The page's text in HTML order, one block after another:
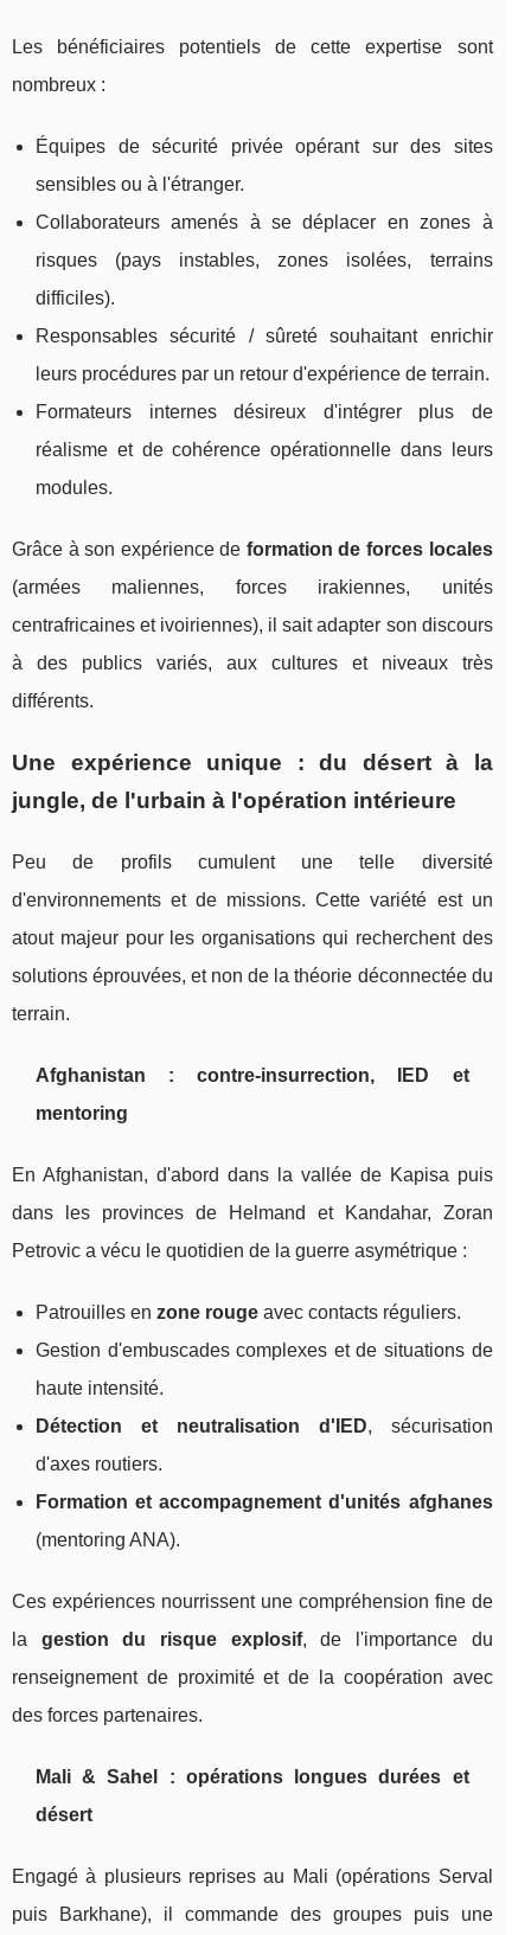
Les bénéficiaires potentiels de cette expertise sont
nombreux :
Équipes de sécurité privée opérant sur des sites
sensibles ou à l'étranger.
Collaborateurs amenés à se déplacer en zones à
risques (pays instables, zones isolées, terrains
difficiles).
Responsables sécurité / sûreté souhaitant enrichir
leurs procédures par un retour d'expérience de terrain.
Formateurs internes désireux d'intégrer plus de
réalisme et de cohérence opérationnelle dans leurs
modules.
Grâce à son expérience de formation de forces locales
(armées maliennes, forces irakiennes, unités
centrafricaines et ivoiriennes), il sait adapter son discours
à des publics variés, aux cultures et niveaux très
différents.
Une expérience unique : du désert à la
jungle, de l'urbain à l'opération intérieure
Peu de profils cumulent une telle diversité
d'environnements et de missions. Cette variété est un
atout majeur pour les organisations qui recherchent des
solutions éprouvées, et non de la théorie déconnectée du
terrain.
Afghanistan : contre-insurrection, IED et
mentoring
En Afghanistan, d'abord dans la vallée de Kapisa puis
dans les provinces de Helmand et Kandahar, Zoran
Petrovic a vécu le quotidien de la guerre asymétrique :
Patrouilles en zone rouge avec contacts réguliers.
Gestion d'embuscades complexes et de situations de
haute intensité.
Détection et neutralisation d'IED, sécurisation
d'axes routiers.
Formation et accompagnement d'unités afghanes
(mentoring ANA).
Ces expériences nourrissent une compréhension fine de
la gestion du risque explosif, de l'importance du
renseignement de proximité et de la coopération avec
des forces partenaires.
Mali & Sahel : opérations longues durées et
désert
Engagé à plusieurs reprises au Mali (opérations Serval
puis Barkhane), il commande des groupes puis une